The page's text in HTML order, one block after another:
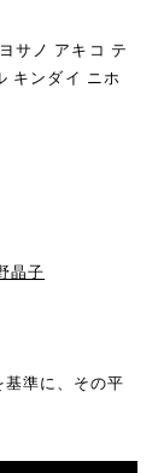
サノ アキコ テ
キンダイ ニホ
晶子
準に、その平